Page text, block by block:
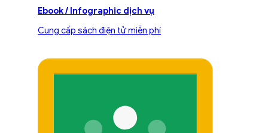
Ebook / Infographic dịch vụ
Cung cấp sách điện tử miễn phí